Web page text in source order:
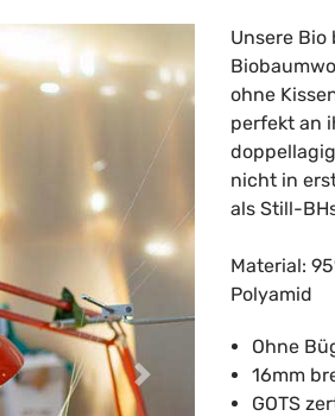
Unsere
ohne
perfekt an
nicht in
als Still-
Material:
Polyamid
Ohne
16mm
GOTS